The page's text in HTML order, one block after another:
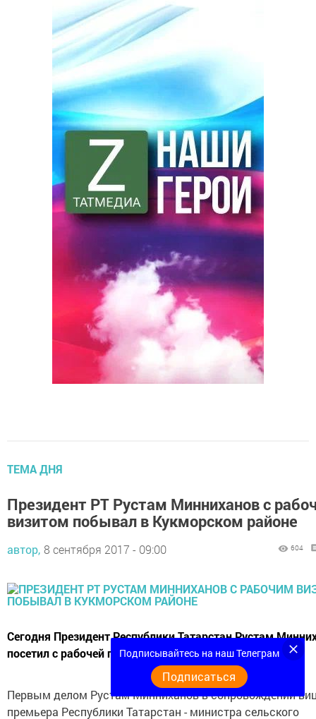
ТЕМА ДНЯ
Президент РТ Рустам Минниханов с
визитом побывал в Кукморском районе
автор, 8 сентября 2017 - 09:00 604
Сегодня Президент Республики Татарстан Рустам
посетил с рабочей поездкой Кукморский район.
Первым делом Рустам Минниханов в сопровождении
премьера Республики Татарстан - министра сельского
Подписывайтесь на наш Телеграм
Подписаться